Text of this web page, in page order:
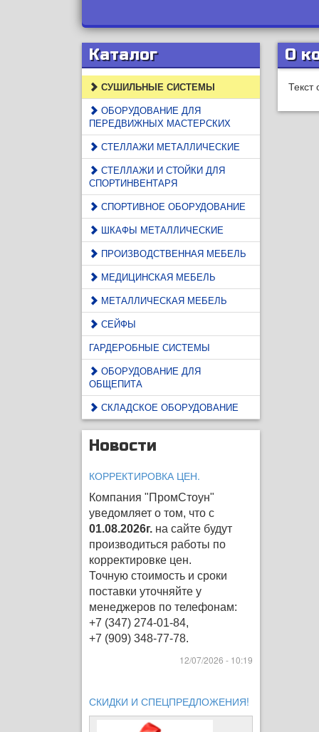
Каталог
СУШИЛЬНЫЕ СИСТЕМЫ
ОБОРУДОВАНИЕ ДЛЯ
ПЕРЕДВИЖНЫХ МАСТЕРСКИХ
СТЕЛЛАЖИ МЕТАЛЛИЧЕСКИЕ
СТЕЛЛАЖИ И СТОЙКИ ДЛЯ
СПОРТИНВЕНТАРЯ
СПОРТИВНОЕ ОБОРУДОВАНИЕ
ШКАФЫ МЕТАЛЛИЧЕСКИЕ
ПРОИЗВОДСТВЕННАЯ МЕБЕЛЬ
МЕДИЦИНСКАЯ МЕБЕЛЬ
МЕТАЛЛИЧЕСКАЯ МЕБЕЛЬ
СЕЙФЫ
ГАРДЕРОБНЫЕ СИСТЕМЫ
ОБОРУДОВАНИЕ ДЛЯ
ОБЩЕПИТА
СКЛАДСКОЕ ОБОРУДОВАНИЕ
Новости
КОРРЕКТИРОВКА ЦЕН.
Компания "ПромСтоун"
уведомляет о том, что с
01.08.2026г. на сайте будут
производиться работы по
корректировке цен.
Точную стоимость и сроки
поставки уточняйте у
менеджеров по телефонам:
+7 (347) 274-01-84,
+7 (909) 348-77-78.
12/07/2026 - 10:19
СКИДКИ И СПЕЦПРЕДЛОЖЕНИЯ!
О
Текст